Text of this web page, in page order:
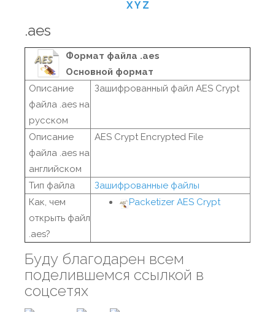
XY Z
.aes
Формат файла .aes
Основной формат
Описание
файла .aes на
русском
Зашифрованный файл AES Crypt
Описание
файла .aes на
английском
AES Crypt Encrypted File
Тип файла
Зашифрованные файлы
Как, чем
открыть файл
.aes?
Packetizer AES Crypt
Буду благодарен всем
поделившемся ссылкой в
соцсетях